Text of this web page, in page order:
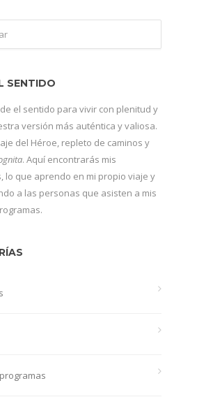
SENTIDO
el sentido para vivir con plenitud y
versión más auténtica y valiosa.
del Héroe, repleto de caminos y
. Aquí encontrarás mis
lo que aprendo en mi propio viaje y
a las personas que asisten a mis